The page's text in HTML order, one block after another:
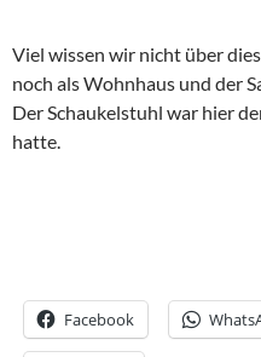
Viel wissen wir nicht über
noch als Wohnhaus und der
Der Schaukelstuhl war hier
hatte.
Facebook